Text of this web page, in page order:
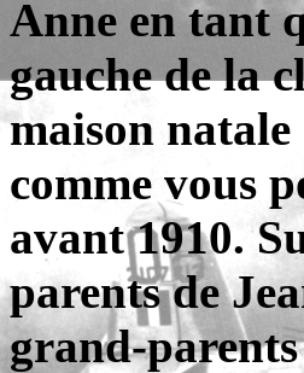
Anne en tant
gauche de la
maison
comme vous
avant 1910.
parents de
grand-